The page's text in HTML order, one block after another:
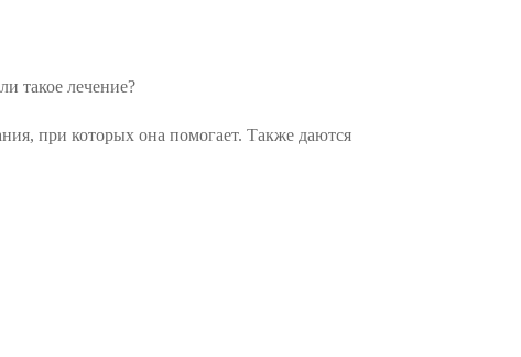
такое лечение?
при которых она помогает. Также даются